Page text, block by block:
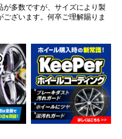
多数ですが、サイズにより製
ざいます。何卒ご理解賜りま